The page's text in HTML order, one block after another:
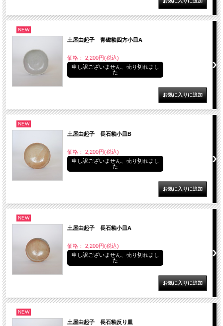
NEW
土屋由起子 青磁釉四方小皿A
価格： 2,200円(税込)
申し訳ございません、売り切れまし
た
NEW
土屋由起子 長石釉小皿B
価格： 2,200円(税込)
申し訳ございません、売り切れまし
た
NEW
土屋由起子 長石釉小皿A
価格： 2,200円(税込)
申し訳ございません、売り切れまし
た
NEW
土屋由起子 長石釉反り皿